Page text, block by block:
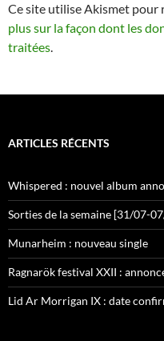
Ce site utilise Akismet pour
plus sur la façon dont les
traitées.
ARTICLES RÉCENTS
Whispered : nouvel album
Sorties de la semaine [31/07-
Munarheim : nouveau single
Ragnarök festival XXII :
Lid Ar Morrigan IX : date